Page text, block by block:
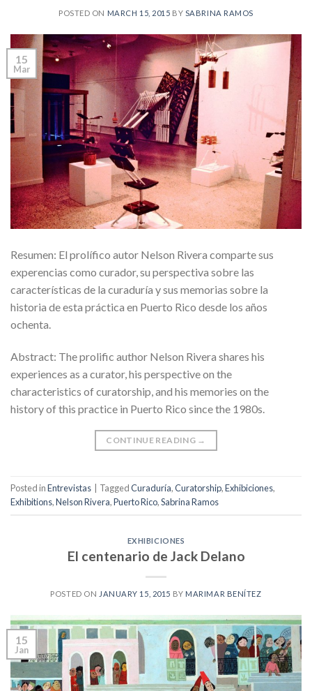
POSTED ON MARCH 15, 2015 BY SABRINA RAMOS
15
Mar
Resumen: El prolífico autor Nelson Rivera comparte sus
experencias como curador, su perspectiva sobre las
características de la curaduría y sus memorias sobre la
historia de esta práctica en Puerto Rico desde los años
ochenta.
Abstract: The prolific author Nelson Rivera shares his
experiences as a curator, his perspective on the
characteristics of curatorship, and his memories on the
history of this practice in Puerto Rico since the 1980s.
CONTINUE READING →
Posted inEntrevistas TaggedCuraduría,Curatorship,Exhibiciones,
Exhibitions,Nelson Rivera,Puerto Rico,Sabrina Ramos
EXHIBICIONES
El centenario de Jack Delano
POSTED ON JANUARY 15, 2015 BY MARIMAR BENÍTEZ
15
Jan